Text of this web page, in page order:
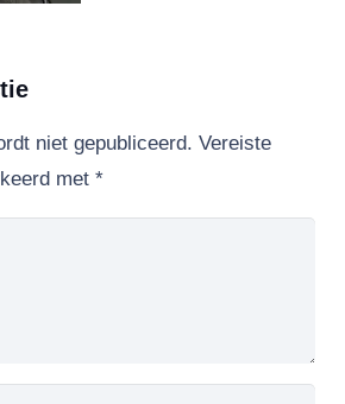
niet gepubliceerd. Vereiste
met *